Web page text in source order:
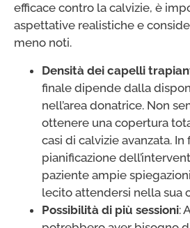
efficace contro la calvizie, è
aspettative realistiche e
meno noti.
Densità dei capelli
finale dipende dalla
nell’area donatrice. Non
ottenere una copertura
casi di calvizie avanzata. In
pianificazione
paziente ampie
lecito attendersi nella sua
Possibilità di più sessioni: